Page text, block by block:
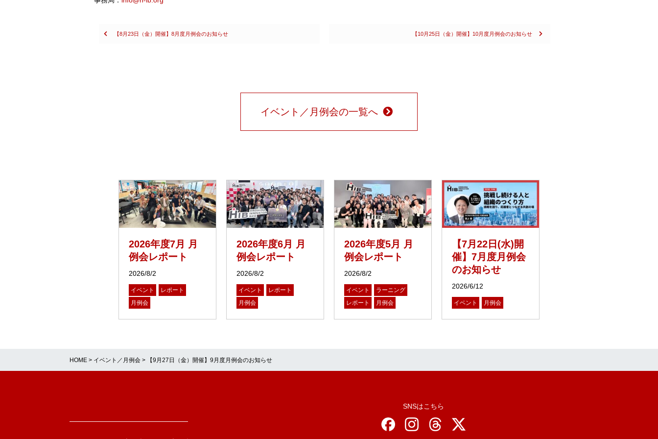
Posts
【8月23日（金）開催】8月度月例会のお知らせ 【10月25日（金）開催】10月度月例会のお知らせ
イベント／月例会の一覧へ
2026年度7月 月
例会レポート
2026/8/2
イベント
レポート
月例会
2026年度6月 月
例会レポート
2026/8/2
イベント
レポート
月例会
2026年度5月 月
例会レポート
2026/8/2
イベント
ラーニング
レポート
月例会
【7月22日(水)開
催】7月度月例会
のお知らせ
2026/6/12
イベント 月例会
HOME > イベント／月例会 > 【9月27日（金）開催】9月度月例会のお知らせ
SNSはこちら